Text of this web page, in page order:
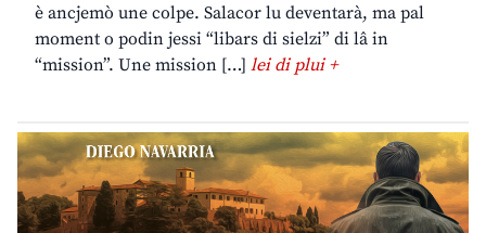
è ancjemò une colpe. Salacor lu deventarà, ma pal
moment o podin jessi “libars di sielzi” di lâ in
“mission”. Une mission […] lei di plui +